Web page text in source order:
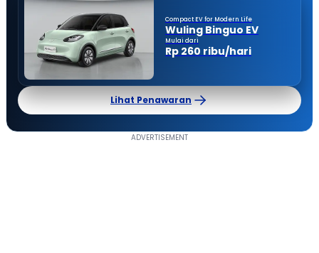
Compact EV for Modern Life
Wuling Binguo EV
Mulai dari
Rp 260 ribu/hari
Lihat Penawaran